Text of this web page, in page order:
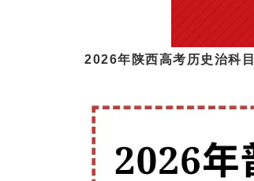
2026年陕西高考历史治科